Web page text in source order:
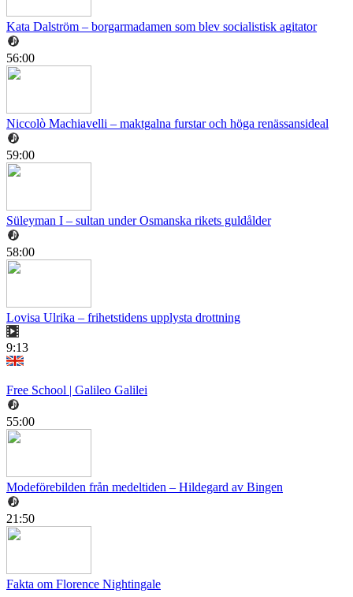
Kata Dalström – borgarmadamen som blev socialistisk agitator
56:00
Niccolò Machiavelli – maktgalna furstar och höga renässansideal
59:00
Süleyman I – sultan under Osmanska rikets guldålder
58:00
Lovisa Ulrika – frihetstidens upplysta drottning
9:13
Free School | Galileo Galilei
55:00
Modeförebilden från medeltiden – Hildegard av Bingen
21:50
Fakta om Florence Nightingale